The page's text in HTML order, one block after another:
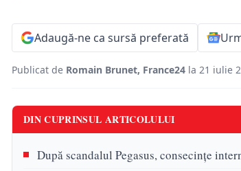
Adaugă-ne ca sursă preferată
Publicat de Romain Brunet, France24 la 21 iulie
DIN CUPRINSUL ARTICOLULUI
După scandalul Pegasus, consecinţe